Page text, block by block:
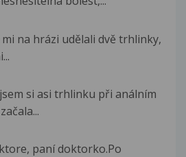
na hrázi udělali dvě trhlinky,
si asi trhlinku při análním
paní doktorko.Po